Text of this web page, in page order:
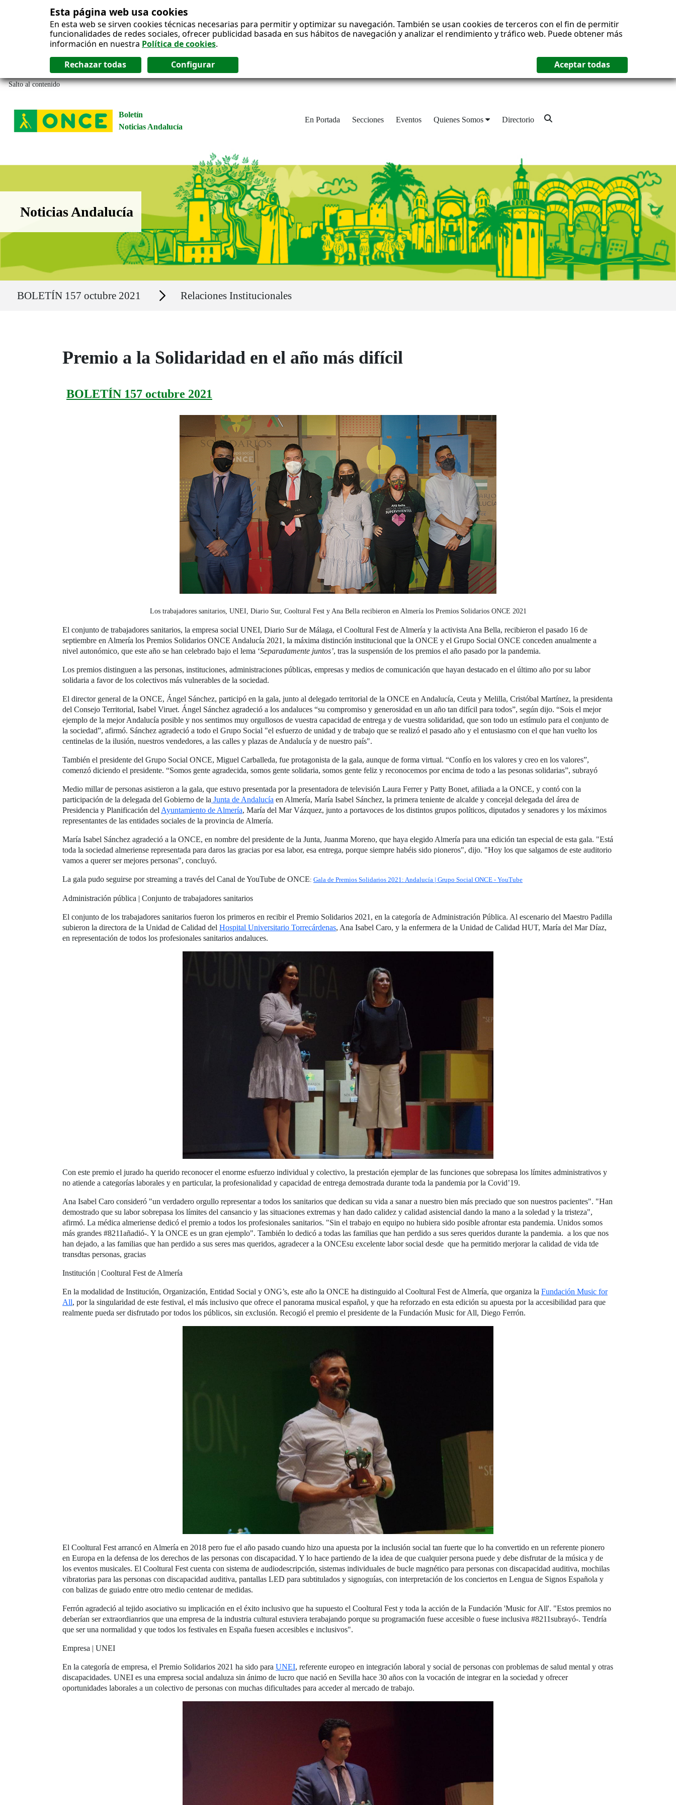
Esta página web usa cookies
En esta web se sirven cookies técnicas necesarias para permitir y optimizar su navegación. También se usan cookies de terceros con el fin de permitir
funcionalidades de redes sociales, ofrecer publicidad basada en sus hábitos de navegación y analizar el rendimiento y tráfico web. Puede obtener más
información en nuestra Política de cookies.
Salto al contenido
Boletín
Noticias Andalucía
En Portada Secciones Eventos Quienes Somos Directorio
Boletín Noticias Andalucía
Noticias Andalucía
BOLETÍN 157 octubre 2021 Secciones Relaciones Institucionales
Premio a la Solidaridad en el año más difícil
BOLETÍN 157 octubre 2021
Los trabajadores sanitarios, UNEI, Diario Sur, Cooltural Fest y Ana Bella recibieron en Almería los Premios Solidarios ONCE 2021
El conjunto de trabajadores sanitarios, la empresa social UNEI, Diario Sur de Málaga, el Cooltural Fest de Almería y la activista Ana Bella, recibieron el pasado 16 de
septiembre en Almería los Premios Solidarios ONCE Andalucía 2021, la máxima distinción institucional que la ONCE y el Grupo Social ONCE conceden anualmente a
nivel autonómico, que este año se han celebrado bajo el lema ‘Separadamente juntos’, tras la suspensión de los premios el año pasado por la pandemia.
Los premios distinguen a las personas, instituciones, administraciones públicas, empresas y medios de comunicación que hayan destacado en el último año por su labor
solidaria a favor de los colectivos más vulnerables de la sociedad.
El director general de la ONCE, Ángel Sánchez, participó en la gala, junto al delegado territorial de la ONCE en Andalucía, Ceuta y Melilla, Cristóbal Martínez, la presidenta
del Consejo Territorial, Isabel Viruet. Ángel Sánchez agradeció a los andaluces “su compromiso y generosidad en un año tan difícil para todos”, según dijo. “Sois el mejor
ejemplo de la mejor Andalucía posible y nos sentimos muy orgullosos de vuestra capacidad de entrega y de vuestra solidaridad, que son todo un estímulo para el conjunto de
la sociedad”, afirmó. Sánchez agradeció a todo el Grupo Social "el esfuerzo de unidad y de trabajo que se realizó el pasado año y el entusiasmo con el que han vuelto los
centinelas de la ilusión, nuestros vendedores, a las calles y plazas de Andalucía y de nuestro país".
También el presidente del Grupo Social ONCE, Miguel Carballeda, fue protagonista de la gala, aunque de forma virtual. “Confío en los valores y creo en los valores”,
comenzó diciendo el presidente. “Somos gente agradecida, somos gente solidaria, somos gente feliz y reconocemos por encima de todo a las pesonas solidarias”, subrayó
Medio millar de personas asistieron a la gala, que estuvo presentada por la presentadora de televisión Laura Ferrer y Patty Bonet, afiliada a la ONCE, y contó con la
participación de la delegada del Gobierno de la Junta de Andalucía en Almería, María Isabel Sánchez, la primera teniente de alcalde y concejal delegada del área de
Presidencia y Planificación del Ayuntamiento de Almería, María del Mar Vázquez, junto a portavoces de los distintos grupos políticos, diputados y senadores y los máximos
representantes de las entidades sociales de la provincia de Almería.
María Isabel Sánchez agradeció a la ONCE, en nombre del presidente de la Junta, Juanma Moreno, que haya elegido Almería para una edición tan especial de esta gala. "Está
toda la sociedad almeriense representada para daros las gracias por esa labor, esa entrega, porque siempre habéis sido pioneros", dijo. "Hoy los que salgamos de este auditorio
vamos a querer ser mejores personas", concluyó.
La gala pudo seguirse por streaming a través del Canal de YouTube de ONCE: Gala de Premios Solidarios 2021: Andalucía | Grupo Social ONCE - YouTube
Administración pública | Conjunto de trabajadores sanitarios
El conjunto de los trabajadores sanitarios fueron los primeros en recibir el Premio Solidarios 2021, en la categoría de Administración Pública. Al escenario del Maestro Padilla
subieron la directora de la Unidad de Calidad del Hospital Universitario Torrecárdenas, Ana Isabel Caro, y la enfermera de la Unidad de Calidad HUT, María del Mar Díaz,
en representación de todos los profesionales sanitarios andaluces.
Con este premio el jurado ha querido reconocer el enorme esfuerzo individual y colectivo, la prestación ejemplar de las funciones que sobrepasa los límites administrativos y
no atiende a categorías laborales y en particular, la profesionalidad y capacidad de entrega demostrada durante toda la pandemia por la Covid’19.
Ana Isabel Caro consideró "un verdadero orgullo representar a todos los sanitarios que dedican su vida a sanar a nuestro bien más preciado que son nuestros pacientes". "Han
demostrado que su labor sobrepasa los límites del cansancio y las situaciones extremas y han dado calidez y calidad asistencial dando la mano a la soledad y la tristeza",
afirmó. La médica almeriense dedicó el premio a todos los profesionales sanitarios. "Sin el trabajo en equipo no hubiera sido posible afrontar esta pandemia. Unidos somos
más grandes #8211añadió-. Y la ONCE es un gran ejemplo". También lo dedicó a todas las familias que han perdido a sus seres queridos durante la pandemia. a los que nos
han dejado, a las familias que han perdido a sus seres mas queridos, agradecer a la ONCEsu excelente labor social desde que ha permitido merjorar la calidad de vida tde
transdtas personas, gracias
Institución | Cooltural Fest de Almería
En la modalidad de Institución, Organización, Entidad Social y ONG’s, este año la ONCE ha distinguido al Cooltural Fest de Almería, que organiza la Fundación Music for
All, por la singularidad de este festival, el más inclusivo que ofrece el panorama musical español, y que ha reforzado en esta edición su apuesta por la accesibilidad para que
realmente pueda ser disfrutado por todos los públicos, sin exclusión. Recogió el premio el presidente de la Fundación Music for All, Diego Ferrón.
El Cooltural Fest arrancó en Almería en 2018 pero fue el año pasado cuando hizo una apuesta por la inclusión social tan fuerte que lo ha convertido en un referente pionero
en Europa en la defensa de los derechos de las personas con discapacidad. Y lo hace partiendo de la idea de que cualquier persona puede y debe disfrutar de la música y de
los eventos musicales. El Cooltural Fest cuenta con sistema de audiodescripción, sistemas individuales de bucle magnético para personas con discapacidad auditiva, mochilas
vibratorias para las personas con discapacidad auditiva, pantallas LED para subtitulados y signoguías, con interpretación de los conciertos en Lengua de Signos Española y
con balizas de guiado entre otro medio centenar de medidas.
Ferrón agradeció al tejido asociativo su implicación en el éxito inclusivo que ha supuesto el Cooltural Fest y toda la acción de la Fundación 'Music for All'. "Estos premios no
deberían ser extraordianrios que una empresa de la industria cultural estuviera terabajando porque su programación fuese accesible o fuese inclusiva #8211subrayó-. Tendría
que ser una normalidad y que todos los festivales en España fuesen accesibles e inclusivos".
Empresa | UNEI
En la categoría de empresa, el Premio Solidarios 2021 ha sido para UNEI, referente europeo en integración laboral y social de personas con problemas de salud mental y otras
discapacidades. UNEI es una empresa social andaluza sin ánimo de lucro que nació en Sevilla hace 30 años con la vocación de integrar en la sociedad y ofrecer
oportunidades laborales a un colectivo de personas con muchas dificultades para acceder al mercado de trabajo.